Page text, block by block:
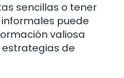
sencillas o tener
puede
valiosa
de